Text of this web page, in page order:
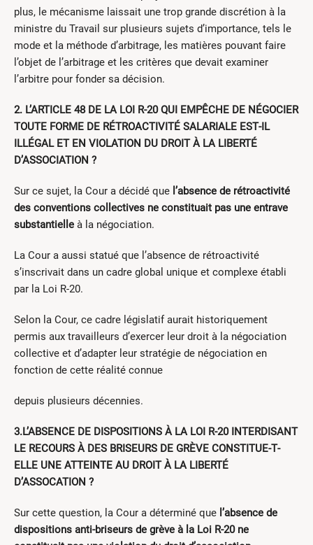
plus, le mécanisme laissait une trop grande discrétion à la
ministre du Travail sur plusieurs sujets d’importance, tels le
mode et la méthode d’arbitrage, les matières pouvant faire
l’objet de l’arbitrage et les critères que devait examiner
l’arbitre pour fonder sa décision.
2. L’ARTICLE 48 DE LA LOI R‐20 QUI EMPÊCHE DE NÉGOCIER
TOUTE FORME DE RÉTROACTIVITÉ SALARIALE EST‐IL
ILLÉGAL ET EN VIOLATION DU DROIT À LA LIBERTÉ
D’ASSOCIATION ?
Sur ce sujet, la Cour a décidé que l’absence de rétroactivité
des conventions collectives ne constituait pas une entrave
substantielle à la négociation.
La Cour a aussi statué que l’absence de rétroactivité
s’inscrivait dans un cadre global unique et complexe établi
par la Loi R‐20.
Selon la Cour, ce cadre législatif aurait historiquement
permis aux travailleurs d’exercer leur droit à la négociation
collective et d’adapter leur stratégie de négociation en
fonction de cette réalité connue
depuis plusieurs décennies.
3.L’ABSENCE DE DISPOSITIONS À LA LOI R‐20 INTERDISANT
LE RECOURS À DES BRISEURS DE GRÈVE CONSTITUE‐T‐
ELLE UNE ATTEINTE AU DROIT À LA LIBERTÉ
D’ASSOCATION ?
Sur cette question, la Cour a déterminé que l’absence de
dispositions anti‐briseurs de grève à la Loi R‐20 ne